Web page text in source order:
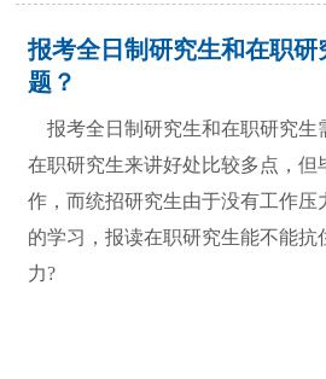
报考全日制研究生和在职研
题？
报考全日制研究生和在职研究生
在职研究生来讲好处比较多点，但
作，而统招研究生由于没有工作压
的学习，报读在职研究生能不能抗
力?